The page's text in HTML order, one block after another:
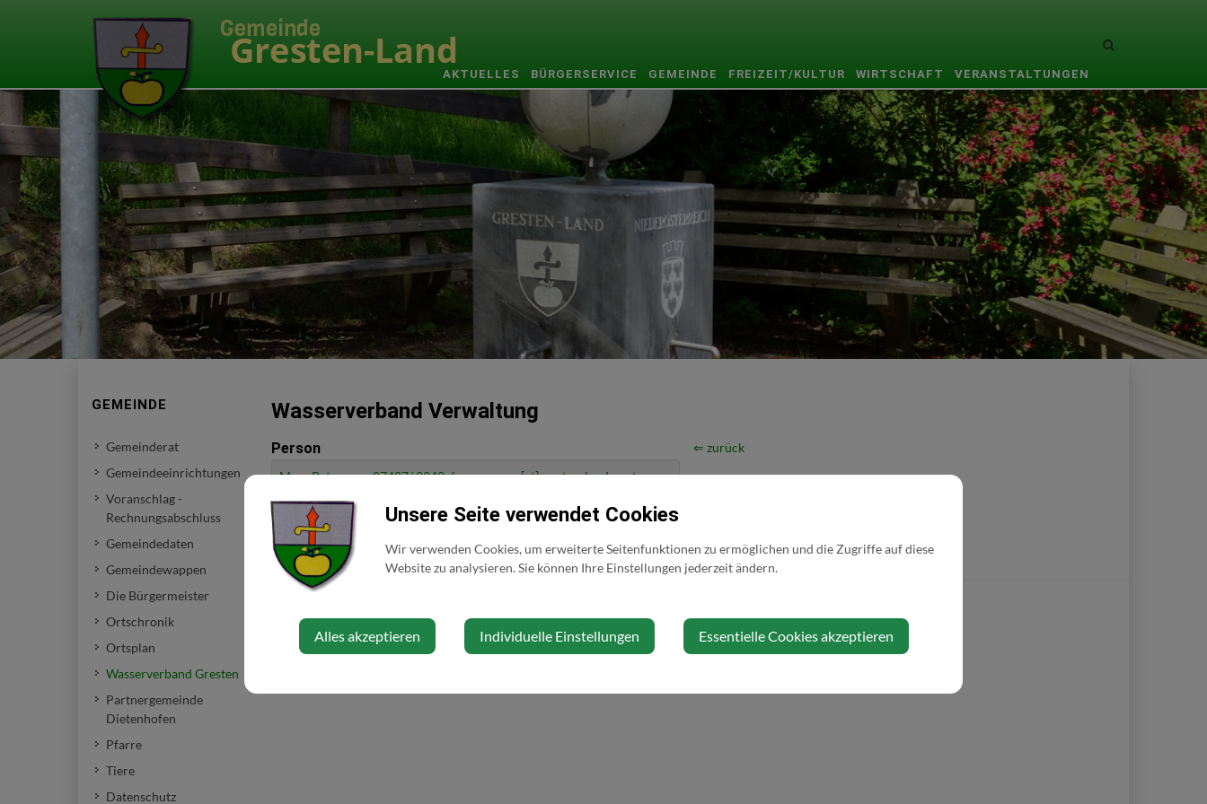
Site
AKTUELLES BÜRGERSERVICE GEMEINDE FREIZEIT/KULTUR WIRTSCHAFT VERANSTALTUNGEN
Wasserverband Verwaltung
Person
Mayr Petra 07487/ 2240-6 mayr[at]gresten-land.gv.at
⇐ zurück
GEMEINDE
Gemeinderat
Gemeindeeinrichtungen
Voranschlag -
Rechnungsabschluss
Gemeindedaten
Gemeindewappen
Die Bürgermeister
Ortschronik
Ortsplan
Wasserverband Gresten
Partnergemeinde
Dietenhofen
Pfarre
Tiere
Datenschutz
Unsere Seite verwendet Cookies
Wir verwenden Cookies, um erweiterte Seitenfunktionen zu ermöglichen und die Zugriffe auf diese
Website zu analysieren. Sie können Ihre Einstellungen jederzeit ändern.
Alles akzeptieren Individuelle Einstellungen Essentielle Cookies akzeptieren